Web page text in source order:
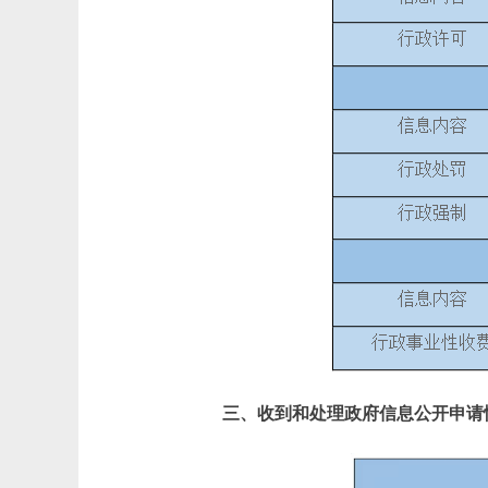
三、收到和处理政府信息公开申请